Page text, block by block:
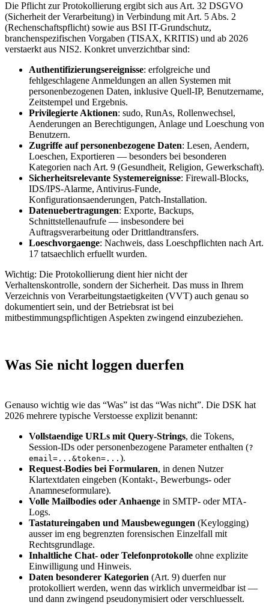
Die Pflicht zur Protokollierung ergibt sich aus Art. 32 DSGVO
(Sicherheit der Verarbeitung) in Verbindung mit Art. 5 Abs. 2
(Rechenschaftspflicht) sowie aus BSI IT-Grundschutz,
branchenspezifischen Vorgaben (TISAX, KRITIS) und ab 2026
verstaerkt aus NIS2. Konkret unverzichtbar sind:
Authentifizierungsereignisse: erfolgreiche und
fehlgeschlagene Anmeldungen an allen Systemen mit
personenbezogenen Daten, inklusive Quell-IP, Benutzername,
Zeitstempel und Ergebnis.
Privilegierte Aktionen: sudo, RunAs, Rollenwechsel,
Aenderungen an Berechtigungen, Anlage und Loeschung von
Benutzern.
Zugriffe auf personenbezogene Daten: Lesen, Aendern,
Loeschen, Exportieren — besonders bei besonderen
Kategorien nach Art. 9 (Gesundheit, Religion, Gewerkschaft).
Sicherheitsrelevante Systemereignisse: Firewall-Blocks,
IDS/IPS-Alarme, Antivirus-Funde,
Konfigurationsaenderungen, Patch-Installation.
Datenuebertragungen: Exporte, Backups,
Schnittstellenaufrufe — insbesondere bei
Auftragsverarbeitung oder Drittlandtransfers.
Loeschvorgaenge: Nachweis, dass Loeschpflichten nach Art.
17 tatsaechlich erfuellt wurden.
Wichtig: Die Protokollierung dient hier nicht der
Verhaltenskontrolle, sondern der Sicherheit. Das muss in Ihrem
Verzeichnis von Verarbeitungstaetigkeiten (VVT) auch genau so
dokumentiert sein, und der Betriebsrat ist bei
mitbestimmungspflichtigen Aspekten zwingend einzubeziehen.
Was Sie nicht loggen duerfen
Genauso wichtig wie das “Was” ist das “Was nicht”. Die DSK hat
2026 mehrere typische Verstoesse explizit benannt:
Vollstaendige URLs mit Query-Strings, die Tokens,
Session-IDs oder personenbezogene Parameter enthalten (?
email=...&token=... ).
Request-Bodies bei Formularen, in denen Nutzer
Klartextdaten eingeben (Kontakt-, Bewerbungs- oder
Anamneseformulare).
Volle Mailbodies oder Anhaenge in SMTP- oder MTA-
Logs.
Tastatureingaben und Mausbewegungen (Keylogging)
ausser im eng begrenzten forensischen Einzelfall mit
Rechtsgrundlage.
Inhaltliche Chat- oder Telefonprotokolle ohne explizite
Einwilligung und Hinweis.
Daten besonderer Kategorien (Art. 9) duerfen nur
protokolliert werden, wenn das wirklich unvermeidbar ist —
und dann zwingend pseudonymisiert oder verschluesselt.